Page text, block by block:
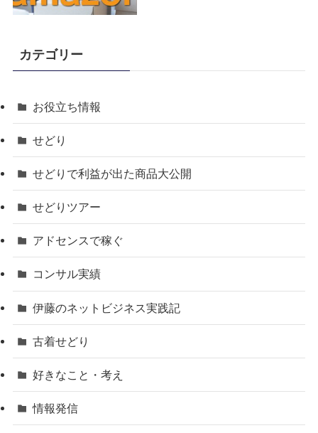
カテゴリー
お役立ち情報
せどり
せどりで利益が出た商品大公開
せどりツアー
アドセンスで稼ぐ
コンサル実績
伊藤のネットビジネス実践記
古着せどり
好きなこと・考え
情報発信